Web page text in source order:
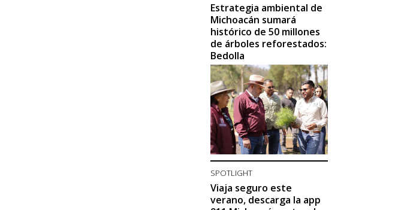
Estrategia ambiental de
Michoacán sumará
histórico de 50 millones
de árboles reforestados:
Bedolla
SPOTLIGHT
Viaja seguro este
verano, descarga la app